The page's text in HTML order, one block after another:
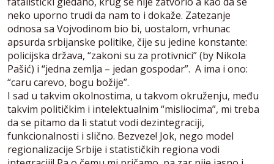
neko uporno trudi da nam to i dokaže. Zatezanje
odnosa sa Vojvodinom bio bi, uostalom, vrhunac
apsurda srbijanske politike, čije su jedine konstante:
policijska država, “zakoni su za protivnici” (by Nikola
Pašić) i “jedna zemlja – jedan gospodar”. A ima i ono:
“caru carevo, bogu božije”.
I sad u takvim okolnostima, u takvom okruženju, među
takvim političkim i intelektualnim “misliocima”, mi treba
da se pitamo da li statut vodi dezintegraciji,
funkcionalnosti i slično. Bezveze! Jok, nego model
regionalizacije Srbije i statističkih regiona vodi